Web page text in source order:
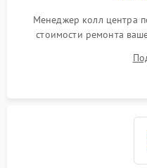
Менеджер колл центра
стоимости ремонта